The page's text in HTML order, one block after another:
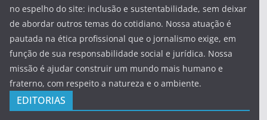
no espelho do site: inclusão e sustentabilidade, sem deixar
de abordar outros temas do cotidiano. Nossa atuação é
pautada na ética profissional que o jornalismo exige, em
função de sua responsabilidade social e jurídica. Nossa
missão é ajudar construir um mundo mais humano e
fraterno, com respeito a natureza e o ambiente.
EDITORIAS